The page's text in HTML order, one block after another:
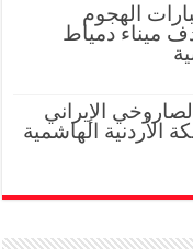
الهجوم
ميناء دمياط
الإيراني
الأردنية الهاشمية